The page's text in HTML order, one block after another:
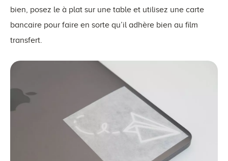
bien, posez le à plat sur une table et utilisez une carte
bancaire pour faire en sorte qu’il adhère bien au film
transfert.